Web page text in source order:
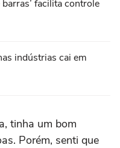
facilita controle
indústrias cai em
tinha um bom
Porém, senti que